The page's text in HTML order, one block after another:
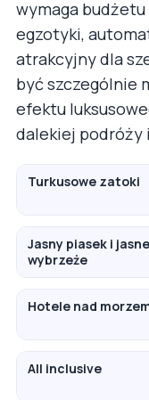
wymaga
egzotyki,
atrakcyjny dla
być szczególnie
efektu
dalekiej podróży
Turkusowe zatoki
Jasny piasek i jasne
wybrzeże
Hotele nad
All inclusive